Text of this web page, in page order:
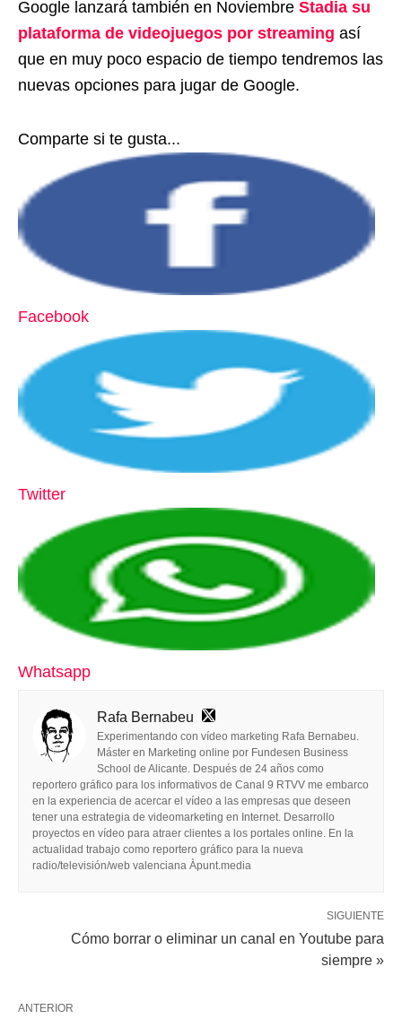
Google lanzará también en Noviembre Stadia su
plataforma de videojuegos por streaming así
que en muy poco espacio de tiempo tendremos las
nuevas opciones para jugar de Google.
Comparte si te gusta...
Facebook
Twitter
Whatsapp
Rafa Bernabeu
Experimentando con vídeo marketing Rafa Bernabeu.
Máster en Marketing online por Fundesen Business
School de Alicante. Después de 24 años como
reportero gráfico para los informativos de Canal 9 RTVV me embarco
en la experiencia de acercar el vídeo a las empresas que deseen
tener una estrategia de videomarketing en Internet. Desarrollo
proyectos en vídeo para atraer clientes a los portales online. En la
actualidad trabajo como reportero gráfico para la nueva
radio/televisión/web valenciana Àpunt.media
SIGUIENTE
Cómo borrar o eliminar un canal en Youtube para
siempre »
ANTERIOR